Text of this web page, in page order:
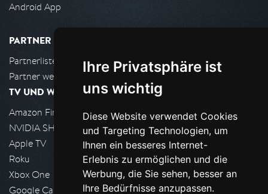
Ihre Privatsphäre ist
uns wichtig
Diese Website verwendet Cookies
und Targeting Technologien, um
Ihnen ein besseres Internet-
Erlebnis zu ermöglichen und die
Werbung, die Sie sehen, besser an
Ihre Bedürfnisse anzupassen.
Android App
PARTNER
Partnerliste
Partner werden
TV UND WOHNZIMMER
Amazon FireTV
NVIDIA SHIELD, Google TV
Apple TV
Roku
Xbox One
Google Cast